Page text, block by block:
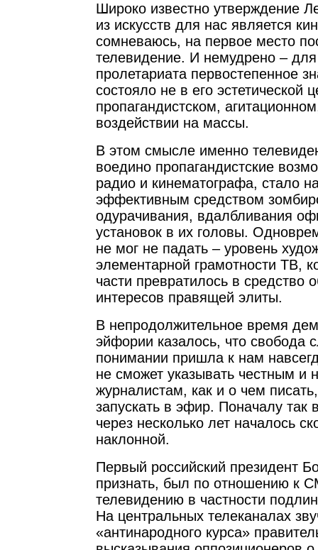
Широко известно утверждение
из искусств для нас является
сомневаюсь, на первое место
телевидение. И немудрено –
пролетариата первостепенное
состояло не в его эстетической
пропагандистском,
воздействии на массы.
В этом смысле именно
воедино пропагандистские
радио и кинематографа, стало
эффективным средством
одурачивания, вдалбливания
установок в их головы.
не мог не падать – уровень
элементарной грамотности ТВ,
части превратилось в средство
интересов правящей элиты.
В непродолжительное время
эйфории казалось, что свобода
понимании пришла к нам
не сможет указывать честным и
журналистам, как и о чем
запускать в эфир. Поначалу так
через несколько лет началось
наклонной.
Первый российский президент
признать, был по отношению к
телевидению в частности
На центральных телеканалах
«антинародного курса»